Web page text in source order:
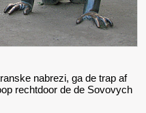
nabrezi, ga de trap af
rechtdoor de de Sovovych